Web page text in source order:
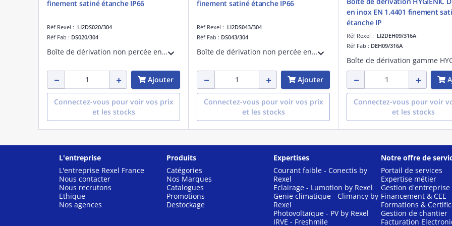
finement satiné étanche IP66
Réf Rexel : LI2DS020/304
Réf Fab : DS020/304
Boîte de dérivation non percée en inox 304 EN 1.4301 finement satiné. Etanche IP 66. Longueur 230 mm, hauteur 320 mm, profondeur 150 mm.
Ajouter
Connectez-vous pour voir vos prix
et les stocks
finement satiné étanche IP66
Réf Rexel : LI2DS043/304
Réf Fab : DS043/304
Boîte de dérivation non percée en inox 304 EN 1.4301 finement satiné. Etanche IP 66. Longueur 400 mm, hauteur 300 mm, profondeur 150 mm.
Ajouter
Connectez-vous pour voir vos prix
et les stocks
en inox EN 1.4401 finement
étanche IP
Réf Rexel : LI2DEH09/316A
Réf Fab : DEH09/316A
Connectez-vous pour voir
et les stocks
L'entreprise
L'entreprise Rexel France
Nous contacter
Nous recrutons
Ethique
Nos agences
Produits
Catégories
Nos Marques
Catalogues
Promotions
Destockage
Expertises
Courant faible - Conectis by
Rexel
Eclairage - Lumotion by Rexel
Genie climatique - Climancy by
Rexel
Photovoltaïque - PV by Rexel
IRVE - Freshmile
Notre offre de
Portail de services
Expertise métier
Gestion d'entreprise
Financement & CEE
Formations &
Gestion de chantier
Facturation